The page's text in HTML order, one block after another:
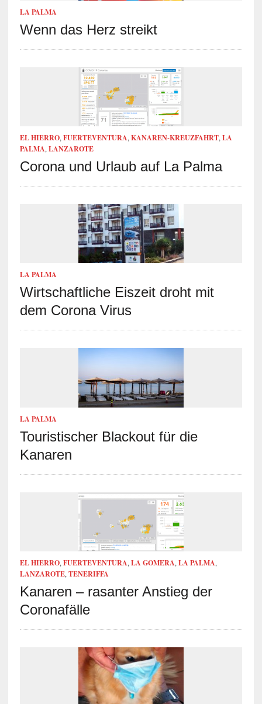
LA PALMA
Wenn das Herz streikt
EL HIERRO,FUERTEVENTURA,KANAREN-KREUZFAHRT,LA
PALMA,LANZAROTE
Corona und Urlaub auf La Palma
LA PALMA
Wirtschaftliche Eiszeit droht mit
dem Corona Virus
LA PALMA
Touristischer Blackout für die
Kanaren
EL HIERRO, FUERTEVENTURA, LA GOMERA, LA PALMA,
LANZAROTE, TENERIFFA
Kanaren – rasanter Anstieg der
Coronafälle